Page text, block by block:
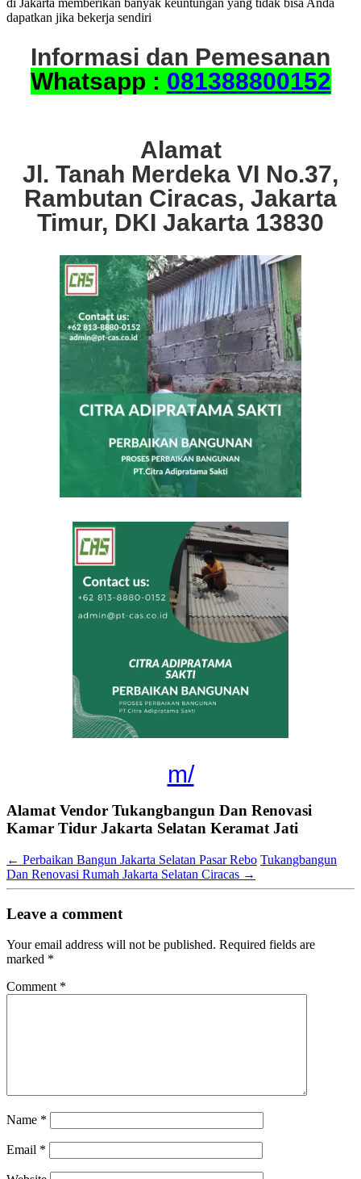
di Jakarta memberikan banyak keuntungan yang tidak bisa Anda
dapatkan jika bekerja sendiri
Informasi dan Pemesanan
Whatsapp : 081388800152
Alamat
Jl. Tanah Merdeka VI No.37,
Rambutan Ciracas, Jakarta
Timur, DKI Jakarta 13830
m/
Alamat Vendor Tukangbangun Dan Renovasi
Kamar Tidur Jakarta Selatan Keramat Jati
← Perbaikan Bangun Jakarta Selatan Pasar Rebo Tukangbangun
Dan Renovasi Rumah Jakarta Selatan Ciracas →
Leave a comment
Your email address will not be published. Required fields are
marked *
Comment *
Name *
Email *